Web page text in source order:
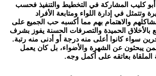
كليب المشاركة في التخطيط والتنفيذ فحسب
وتتمثل في إدارة اللواء ومتابعة الأفراد
والاهتمام بهم مما أكسبه حب الجميع على
بالأخلاق الحميدة والتصرفات الحسنة يفوز بشرف
سواء كانوا أعلى منه درجة أو أدنى منه رتبة.
يبحثون عن الشهرة والأضواء، بل كان يعمل
بعاتقه على أكمل وجه.